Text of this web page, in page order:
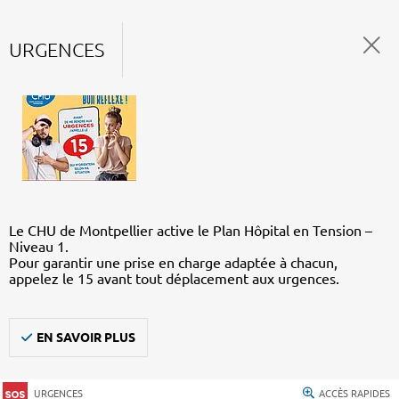
URGENCES
Le CHU de Montpellier active le Plan Hôpital en Tension –
Niveau 1.
Pour garantir une prise en charge adaptée à chacun,
appelez le 15 avant tout déplacement aux urgences.
EN SAVOIR PLUS
URGENCES ACCÈS RAPIDES